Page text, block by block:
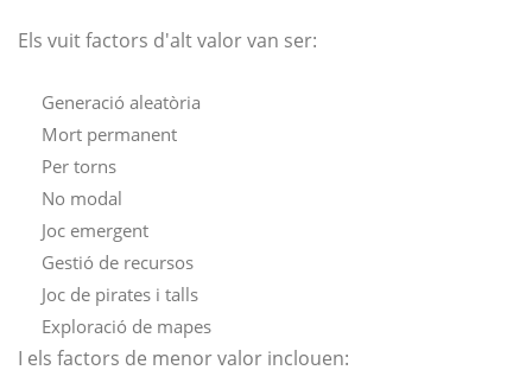
Els vuit factors d'alt valor van ser:
Generació aleatòria
Mort permanent
Per torns
No modal
Joc emergent
Gestió de recursos
Joc de pirates i talls
Exploració de mapes
I els factors de menor valor inclouen: